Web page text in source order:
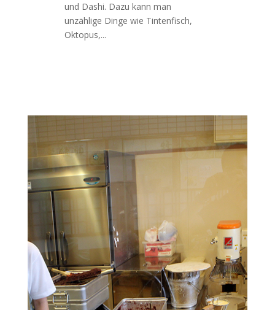
und Dashi. Dazu kann man
unzählige Dinge wie Tintenfisch,
Oktopus,...